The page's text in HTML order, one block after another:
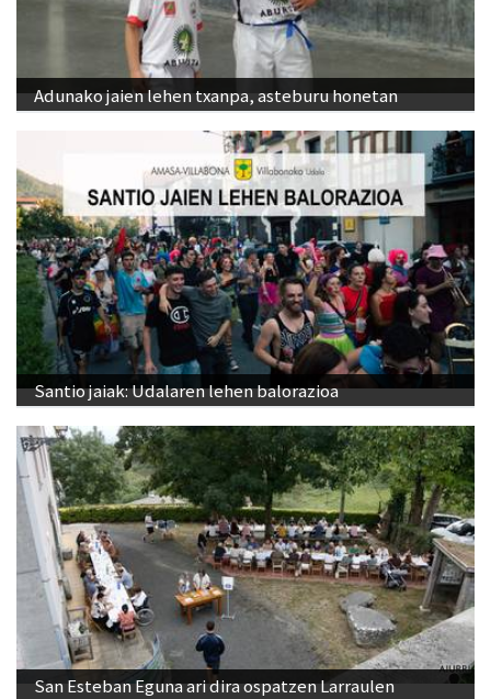
Adunako jaien lehen txanpa, asteburu honetan
Santio jaiak: Udalaren lehen balorazioa
San Esteban Eguna ari dira ospatzen Larraulen